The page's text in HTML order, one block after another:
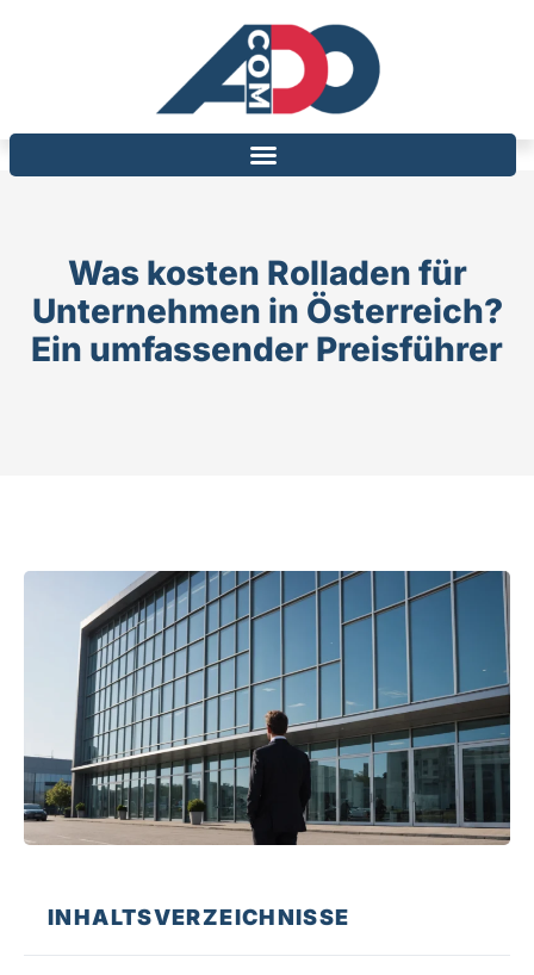
Was kosten Rolladen für
Unternehmen in Österreich?
Ein umfassender Preisführer
INHALTSVERZEICHNISSE